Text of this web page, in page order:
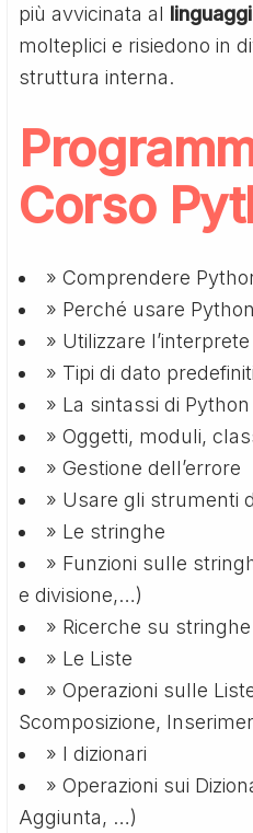
più avvicinata al
molteplici e risiedono in
struttura interna.
Corso
» Comprendere
» Perché usare
» Utilizzare l’interprete
» Tipi di dato predefiniti
» La sintassi di Python
» Oggetti, moduli,
» Gestione dell’errore
» Usare gli strumenti
» Le stringhe
» Funzioni sulle
e divisione,…)
» Ricerche su stringhe
» Le Liste
» Operazioni sulle
Scomposizione,
» I dizionari
» Operazioni sui
Aggiunta, …)